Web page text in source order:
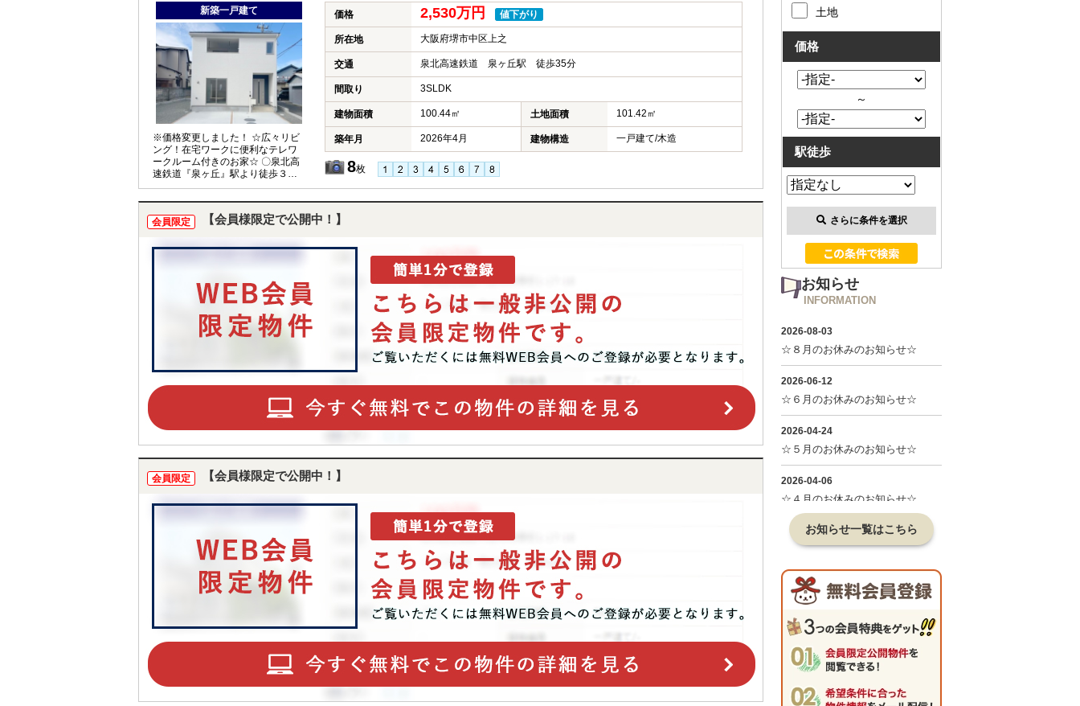
新築一戸建て
※価格変更しました！ ☆広々リビ
ング！在宅ワークに便利なテレワ
ークルーム付きのお家☆ 〇泉北高
速鉄道『泉ヶ丘』駅より徒歩３５
分♪ 〇インテリアが映える広々
らる空間となっており、お気に入
りのインテリアや家具の配置も自
い勝手の良い３ＬＤＫ+サービスル
在宅ワークの方も集中できる個室
となっておりテレワークでも安心
置♪ みんなが使う朝もストレスフ
リー☆また、パウダールームもワ
東陶器小学校 徒歩２７分
（約２１００ｍ） ●堺市立泉ヶ丘東
中学校 徒歩３４分（約２７０
０ｍ） 物件詳細やご相談など、お
価格 2,530万円 値下がり
所在地 大阪府堺市中区上之
交通 泉北高速鉄道 泉ヶ丘駅 徒歩35分
間取り 3SLDK
建物面積 100.44㎡ 土地面積 101.42㎡
築年月 2026年4月 建物構造 一戸建て/木造
8枚
会員限定 【会員様限定で公開中！】
会員限定 【会員様限定で公開中！】
土地
価格
～
駅徒歩
さらに条件を選択
お知らせ
INFORMATION
お知らせ一覧はこちら